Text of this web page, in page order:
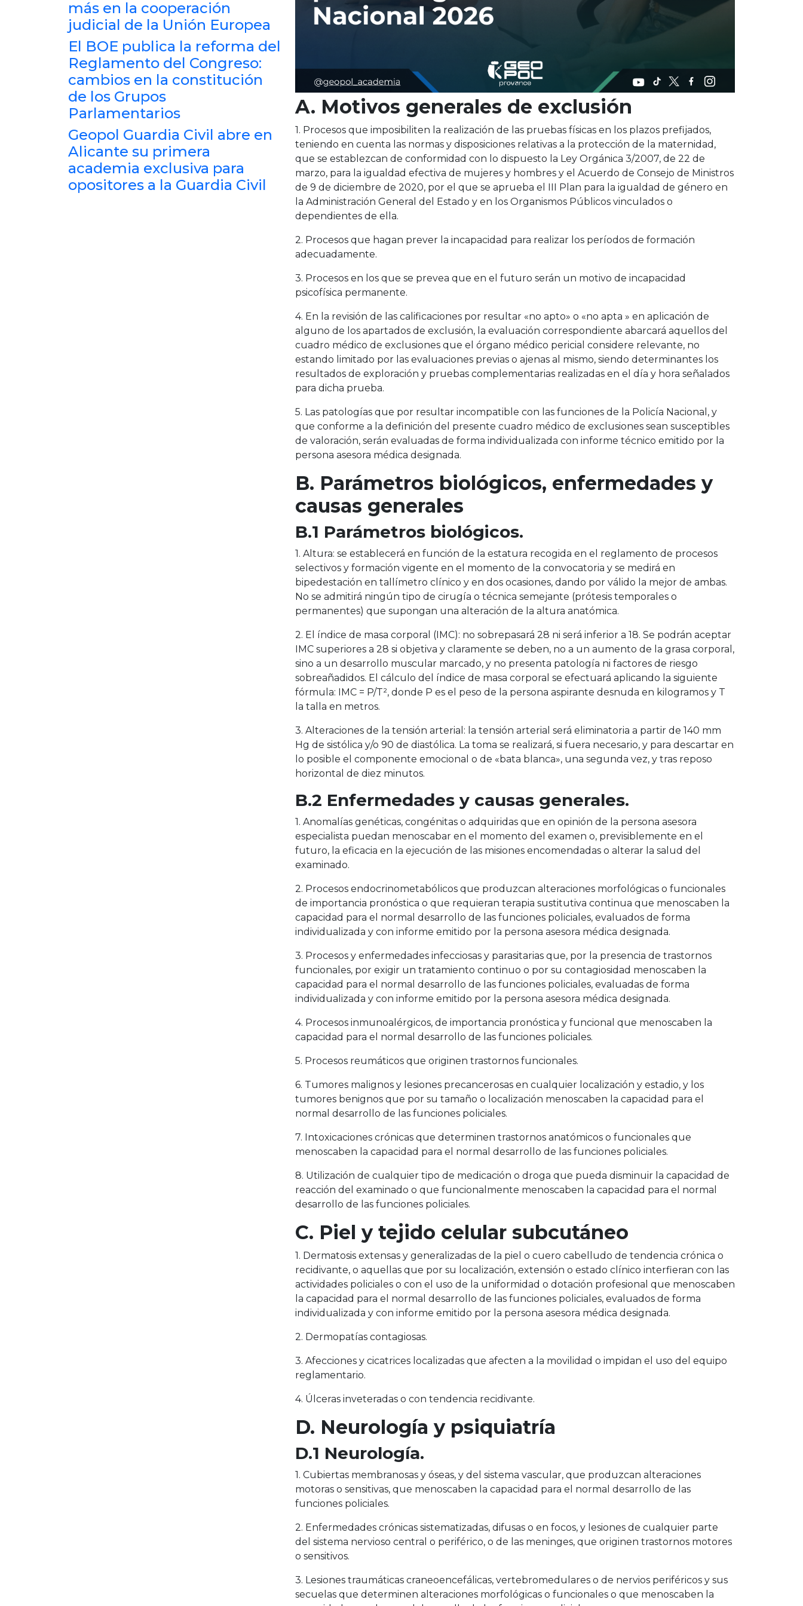
A. Motivos generales de exclusión
1. Procesos que imposibiliten la realización de las pruebas físicas en los plazos prefijados,
teniendo en cuenta las normas y disposiciones relativas a la protección de la maternidad,
que se establezcan de conformidad con lo dispuesto la Ley Orgánica 3/2007, de 22 de
marzo, para la igualdad efectiva de mujeres y hombres y el Acuerdo de Consejo de Ministros
de 9 de diciembre de 2020, por el que se aprueba el III Plan para la igualdad de género en
la Administración General del Estado y en los Organismos Públicos vinculados o
dependientes de ella.
2. Procesos que hagan prever la incapacidad para realizar los períodos de formación
adecuadamente.
3. Procesos en los que se prevea que en el futuro serán un motivo de incapacidad
psicofísica permanente.
4. En la revisión de las calificaciones por resultar «no apto» o «no apta » en aplicación de
alguno de los apartados de exclusión, la evaluación correspondiente abarcará aquellos del
cuadro médico de exclusiones que el órgano médico pericial considere relevante, no
estando limitado por las evaluaciones previas o ajenas al mismo, siendo determinantes los
resultados de exploración y pruebas complementarias realizadas en el día y hora señalados
para dicha prueba.
5. Las patologías que por resultar incompatible con las funciones de la Policía Nacional, y
que conforme a la definición del presente cuadro médico de exclusiones sean susceptibles
de valoración, serán evaluadas de forma individualizada con informe técnico emitido por la
persona asesora médica designada.
B. Parámetros biológicos, enfermedades y
causas generales
B.1 Parámetros biológicos.
1. Altura: se establecerá en función de la estatura recogida en el reglamento de procesos
selectivos y formación vigente en el momento de la convocatoria y se medirá en
bipedestación en tallímetro clínico y en dos ocasiones, dando por válido la mejor de ambas.
No se admitirá ningún tipo de cirugía o técnica semejante (prótesis temporales o
permanentes) que supongan una alteración de la altura anatómica.
2. El índice de masa corporal (IMC): no sobrepasará 28 ni será inferior a 18. Se podrán aceptar
IMC superiores a 28 si objetiva y claramente se deben, no a un aumento de la grasa corporal,
sino a un desarrollo muscular marcado, y no presenta patología ni factores de riesgo
sobreañadidos. El cálculo del índice de masa corporal se efectuará aplicando la siguiente
fórmula: IMC = P/T², donde P es el peso de la persona aspirante desnuda en kilogramos y T
la talla en metros.
3. Alteraciones de la tensión arterial: la tensión arterial será eliminatoria a partir de 140 mm
Hg de sistólica y/o 90 de diastólica. La toma se realizará, si fuera necesario, y para descartar en
lo posible el componente emocional o de «bata blanca», una segunda vez, y tras reposo
horizontal de diez minutos.
B.2 Enfermedades y causas generales.
1. Anomalías genéticas, congénitas o adquiridas que en opinión de la persona asesora
especialista puedan menoscabar en el momento del examen o, previsiblemente en el
futuro, la eficacia en la ejecución de las misiones encomendadas o alterar la salud del
examinado.
2. Procesos endocrinometabólicos que produzcan alteraciones morfológicas o funcionales
de importancia pronóstica o que requieran terapia sustitutiva continua que menoscaben la
capacidad para el normal desarrollo de las funciones policiales, evaluados de forma
individualizada y con informe emitido por la persona asesora médica designada.
3. Procesos y enfermedades infecciosas y parasitarias que, por la presencia de trastornos
funcionales, por exigir un tratamiento continuo o por su contagiosidad menoscaben la
capacidad para el normal desarrollo de las funciones policiales, evaluadas de forma
individualizada y con informe emitido por la persona asesora médica designada.
4. Procesos inmunoalérgicos, de importancia pronóstica y funcional que menoscaben la
capacidad para el normal desarrollo de las funciones policiales.
5. Procesos reumáticos que originen trastornos funcionales.
6. Tumores malignos y lesiones precancerosas en cualquier localización y estadio, y los
tumores benignos que por su tamaño o localización menoscaben la capacidad para el
normal desarrollo de las funciones policiales.
7. Intoxicaciones crónicas que determinen trastornos anatómicos o funcionales que
menoscaben la capacidad para el normal desarrollo de las funciones policiales.
8. Utilización de cualquier tipo de medicación o droga que pueda disminuir la capacidad de
reacción del examinado o que funcionalmente menoscaben la capacidad para el normal
desarrollo de las funciones policiales.
C. Piel y tejido celular subcutáneo
1. Dermatosis extensas y generalizadas de la piel o cuero cabelludo de tendencia crónica o
recidivante, o aquellas que por su localización, extensión o estado clínico interfieran con las
actividades policiales o con el uso de la uniformidad o dotación profesional que menoscaben
la capacidad para el normal desarrollo de las funciones policiales, evaluados de forma
individualizada y con informe emitido por la persona asesora médica designada.
2. Dermopatías contagiosas.
3. Afecciones y cicatrices localizadas que afecten a la movilidad o impidan el uso del equipo
reglamentario.
4. Úlceras inveteradas o con tendencia recidivante.
D. Neurología y psiquiatría
D.1 Neurología.
1. Cubiertas membranosas y óseas, y del sistema vascular, que produzcan alteraciones
motoras o sensitivas, que menoscaben la capacidad para el normal desarrollo de las
funciones policiales.
2. Enfermedades crónicas sistematizadas, difusas o en focos, y lesiones de cualquier parte
del sistema nervioso central o periférico, o de las meninges, que originen trastornos motores
o sensitivos.
3. Lesiones traumáticas craneoencefálicas, vertebromedulares o de nervios periféricos y sus
secuelas que determinen alteraciones morfológicas o funcionales o que menoscaben la
más en la cooperación
judicial de la Unión Europea
El BOE publica la reforma del
Reglamento del Congreso:
cambios en la constitución
de los Grupos
Parlamentarios
Geopol Guardia Civil abre en
Alicante su primera
academia exclusiva para
opositores a la Guardia Civil